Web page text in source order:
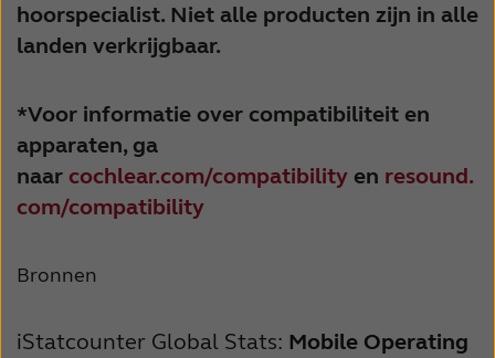
hoorspecialist. Niet alle producten zijn in alle
landen verkrijgbaar.
*Voor informatie over compatibiliteit en
apparaten, ga
naar cochlear.com/compatibility en resound.
com/compatibility
Bronnen
iStatcounter Global Stats: Mobile Operating